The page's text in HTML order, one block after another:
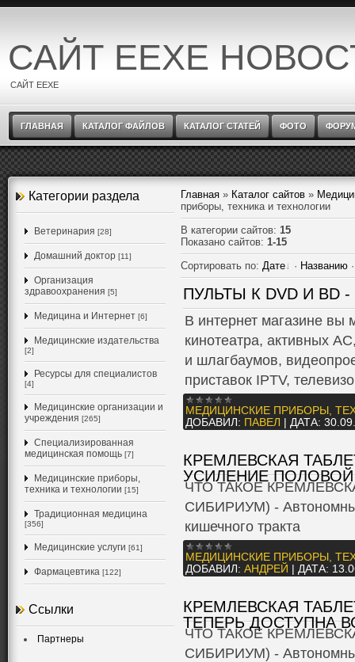
САЙТ EEXE
САЙТ EEXE
ГЛАВНАЯ КАТАЛОГ ФАЙЛОВ КАТАЛОГ СТАТЕЙ ФОТО
Категории раздела
Ветеринария [28]
Домашний доктор [11]
Организация
здравоохранения [5]
Медицина и Интернет [6]
Медицинские издательства
[2]
Ресурсы для специалистов
[4]
Медицинские организации и
учреждения [265]
Специализированная
медицинская помощь [7]
Медицинские приборы,
техника и технологии [15]
Традиционная медицина
[356]
Медицинские услуги [61]
Фармацевтика [122]
Ссылки
Партнеры
Главная » Каталог сайтов »
приборы, техника и технологии
В категории сайтов: 15
Показано сайтов: 1-15
Сортировать по: Дате · Названию
ПУЛЬТЫ К DVD И BD
В интернет магазине вы
кинотеатра, активных
и шлагбаумов,
приставок IPTV,
МЕДИЦИНСКИЕ ПРИБОРЫ,
ДОБАВИЛ: ПАВЕЛ ДАТА:
КРЕМЛЕВСКАЯ
УСИЛЕНИЕ
ЧТО ТАКОЕ
СИБИРИУМ) -
кишечного тракта
МЕДИЦИНСКИЕ ПРИБОРЫ,
ДОБАВИЛ: АНДРЕЙ ДАТА:
КРЕМЛЕВСКАЯ
ТЕПЕРЬ ДОСТУПНА
ЧТО ТАКОЕ
СИБИРИУМ) -